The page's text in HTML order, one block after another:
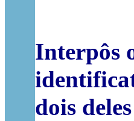
Interpôs
dois